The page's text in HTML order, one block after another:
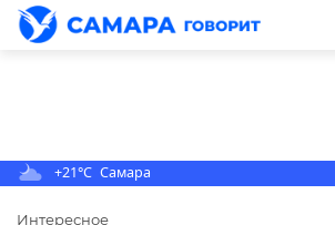
+21°C Самара
Интересное